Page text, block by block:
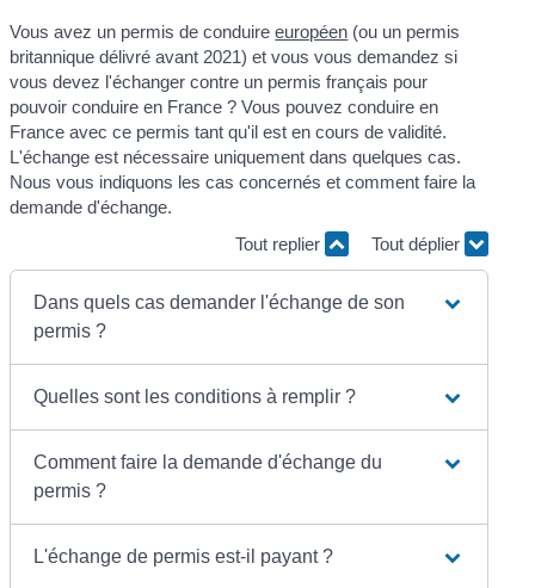
Vous avez un permis de conduireeuropéen (ou un permis
britannique délivré avant 2021) et vous vous demandez si
vous devez l'échanger contre un permis français pour
pouvoir conduire en France ? Vous pouvez conduire en
France avec ce permis tant qu'il est en cours de validité.
L'échange est nécessaire uniquement dans quelques cas.
Nous vous indiquons les cas concernés et comment faire la
demande d'échange.
Tout replier
Tout déplier
Dans quels cas demander l'échange de son
permis ?
Quelles sont les conditions à remplir ?
Comment faire la demande d'échange du
permis ?
L'échange de permis est-il payant ?